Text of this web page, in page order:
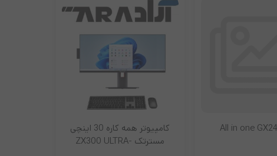
All in one
کامپیوتر همه کاره 30 اینچی
مسترتک ZX300 ULTRA-